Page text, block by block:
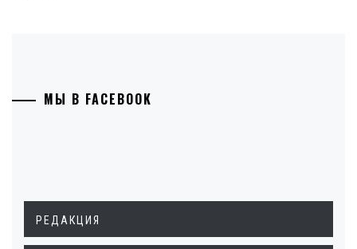
МЫ В FACEBOOK
РЕДАКЦИЯ